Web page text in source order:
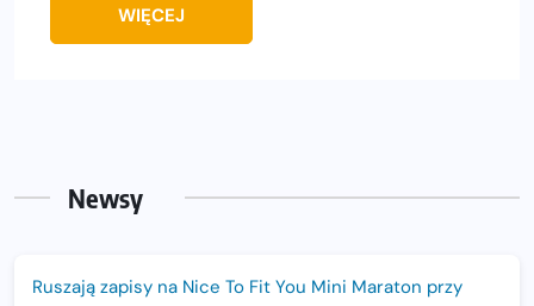
WIĘCEJ
Newsy
Ruszają zapisy na Nice To Fit You Mini Maraton przy